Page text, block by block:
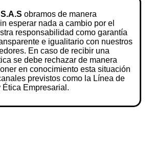
obramos de manera
esperar nada a cambio por el
responsabilidad como garantía
e igualitario con nuestros
En caso de recibir una
se debe rechazar de manera
en conocimiento esta situación
previstos como la Línea de
Empresarial.